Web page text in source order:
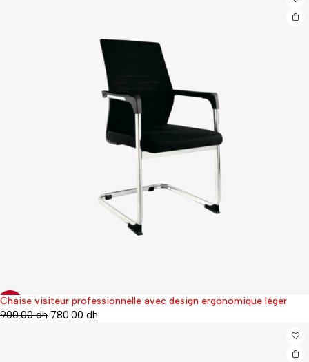
13%
Chaise visiteur professionnelle avec design ergonomique léger
900.00dh 780.00 dh